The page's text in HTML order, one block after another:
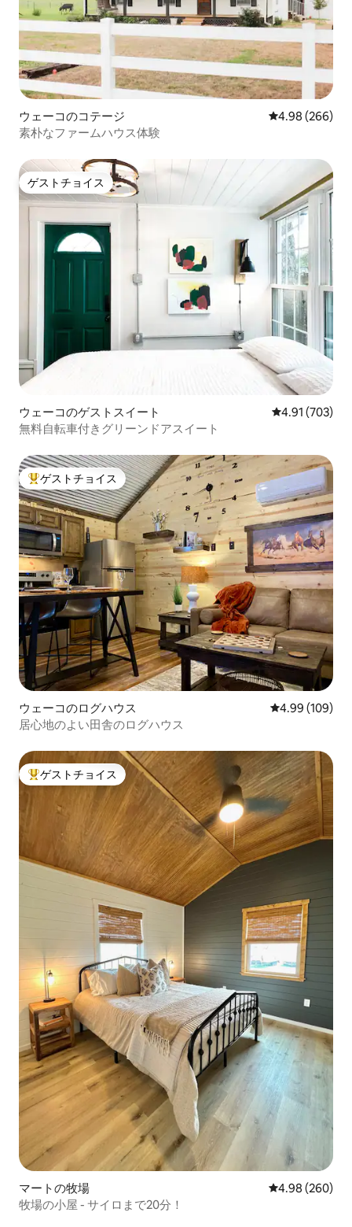
ウェーコのコテージ レビュー266
4.98 (266)
素朴なファームハウス体験
ゲストチョイス
ゲストチョイス
ウェーコのゲストスイート レビュー703
4.91 (703)
無料自転車付きグリーンドアスイート
大好評のゲストチョイスです。
ゲストチョイス
ウェーコのログハウス レビュー109
4.99 (109)
居心地のよい田舎のログハウス
大好評のゲストチョイスです。
ゲストチョイス
マートの牧場 レビュー260
4.98 (260)
牧場の小屋 - サイロまで20分！